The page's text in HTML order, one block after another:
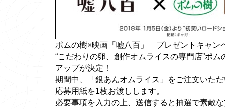
ポムの樹×映画「嘘八百」 プレゼントキャン
“こだわりの卵、創作オムライスの専門店”ポ
アップが決定！
期間中、「銀あんオムライス」をご注文いた
応募用紙を1枚お渡しします。
必要事項を入力の上、送信すると抽選で素敵